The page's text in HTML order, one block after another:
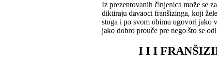
Iz prezentovanih činjenica može se
diktiraju davaoci franšizinga, koji
stoga i po svom obimu ugovori jako
jako dobro prouče pre nego što se
I I I